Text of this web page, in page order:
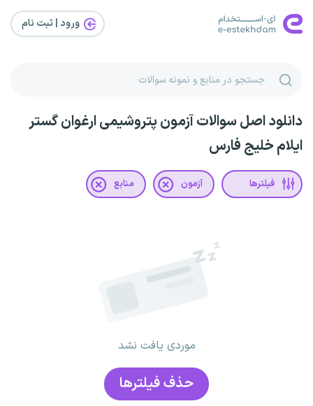
ورود | ثبت‌ نام
دانلود اصل سوالات آزمون پتروشیمی ارغوان گستر
ایلام خلیج فارس
فیلترها آزمون منابع
موردی یافت نشد
حذف فیلتر‌ها